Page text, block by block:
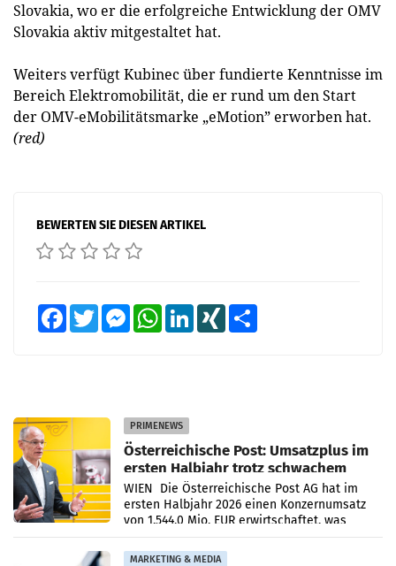
Slovakia, wo er die erfolgreiche Entwicklung der OMV
Slovakia aktiv mitgestaltet hat.
Weiters verfügt Kubinec über fundierte Kenntnisse im
Bereich Elektromobilität, die er rund um den Start
der OMV-eMobili­tätsmarke „eMotion” erworben hat.
(red)
BEWERTEN SIE DIESEN ARTIKEL
FacebookTwitter MessengerWhatsAppLinkedInXING
PRIMENEWS
Österreichische Post: Umsatzplus im
ersten Halbjahr trotz schwachem
Briefgeschäft
WIEN Die Österreichische Post AG hat im
ersten Halbjahr 2026 einen Konzernumsatz
von 1.544,0 Mio. EUR erwirtschaftet, was
einem Plus von 3,8 Prozent gegenüber dem
Vergleichszeitraum
MARKETING & MEDIA